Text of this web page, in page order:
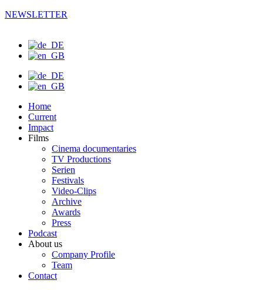
NEWSLETTER
Home
Current
Impact
Films
Cinema documentaries
TV Productions
Serien
Festivals
Video-Clips
Archive
Awards
Press
Podcast
About us
Company Profile
Team
Contact